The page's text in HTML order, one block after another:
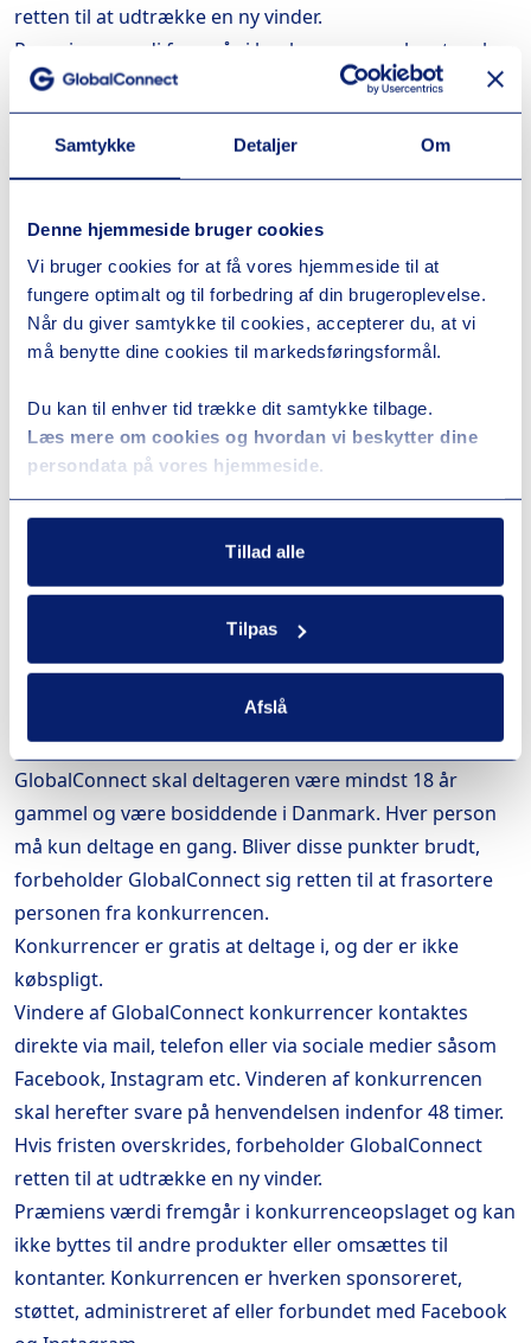
Samtykke Detaljer Om
Denne hjemmeside bruger cookies
Vi bruger cookies for at få vores hjemmeside til at
fungere optimalt og til forbedring af din brugeroplevelse.
Når du giver samtykke til cookies, accepterer du, at vi
må benytte dine cookies til markedsføringsformål.
Du kan til enhver tid trække dit samtykke tilbage.
Læs mere om cookies og hvordan vi beskytter dine
persondata på vores hjemmeside.
Tillad alle
Tilpas
Afslå
retten til at udtrække en ny vinder.
Præmiens værdi fremgår i konkurrenceopslaget og kan
ikke byttes til andre produkter eller omsættes til
kontanter. Konkurrencen er hverken sponsoreret,
støttet, administreret af eller forbundet med Facebook
og Instagram.
medier, som GlobalConnect benytter, hvis du vinder.
Vinderen kontaktes og offentliggøres i
kommentarfeltet i Facebookopslaget og i en
Konkurrencer udloddet i forbindelse med fysiske
arrangementer
[Individuel konkurrence tekst] Deltag i konkurrencen
ved at tilmelde dig GlobalConnect nyhedsbrev og/eller
ved at skrive dig på interesse/tilmeldingslisten (ikke-
bindende). Konkurrencebetingelserne er tilgængelige
Disse konkurrencebetingelser gælder for alle
konkurrencer, der arrangeres af GlobalConnect A/S
Havneholmen 6, 2450 København SV.
For at deltage i en konkurrence afholdt af
GlobalConnect skal deltageren være mindst 18 år
gammel og være bosiddende i Danmark. Hver person
må kun deltage en gang. Bliver disse punkter brudt,
forbeholder GlobalConnect sig retten til at frasortere
personen fra konkurrencen.
Konkurrencer er gratis at deltage i, og der er ikke
købspligt.
Vindere af GlobalConnect konkurrencer kontaktes
direkte via mail, telefon eller via sociale medier såsom
Facebook, Instagram etc. Vinderen af konkurrencen
skal herefter svare på henvendelsen indenfor 48 timer.
Hvis fristen overskrides, forbeholder GlobalConnect
retten til at udtrække en ny vinder.
Præmiens værdi fremgår i konkurrenceopslaget og kan
ikke byttes til andre produkter eller omsættes til
kontanter. Konkurrencen er hverken sponsoreret,
støttet, administreret af eller forbundet med Facebook